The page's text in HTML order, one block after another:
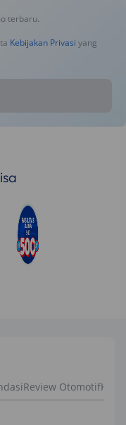
terbaru.
Kebijakan Privasi yang
Review Otomotif